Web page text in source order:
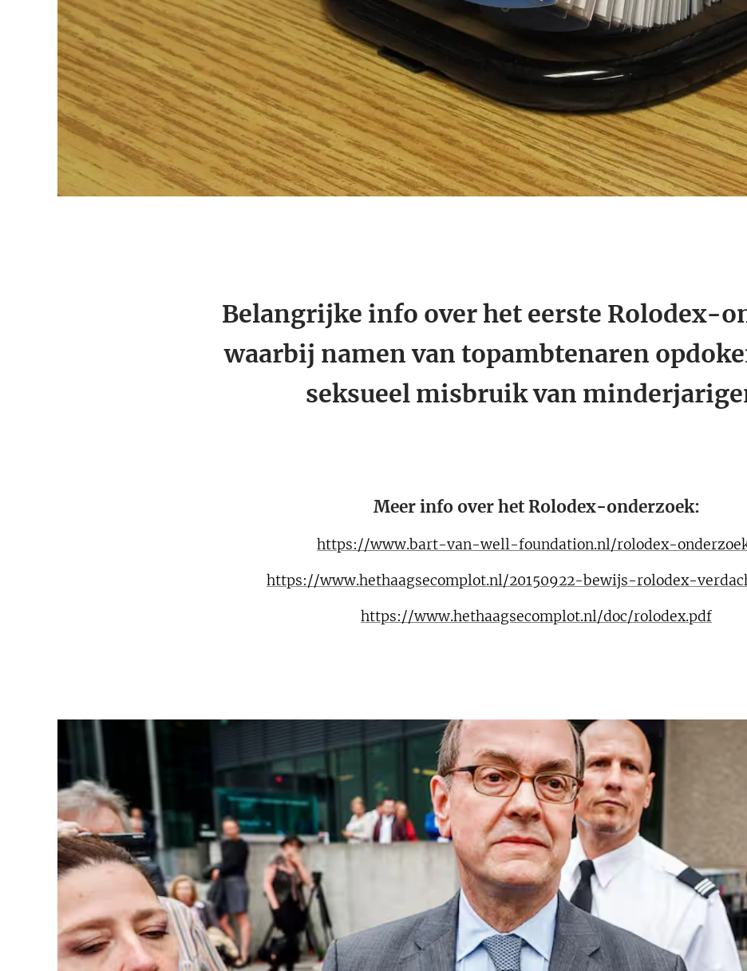
Belangrijke info over het eerste Rolodex-
waarbij namen van topambtenaren
seksueel misbruik van
Meer info over het Rolodex-onderzoek:
https://www.bart-van-well-foundation.nl/rolodex-
https://www.hethaagsecomplot.nl/20150922-bewijs-rolodex-
https://www.hethaagsecomplot.nl/doc/rolodex.pdf